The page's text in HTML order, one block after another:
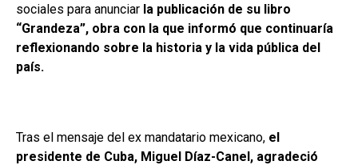
sociales para anunciar la publicación de su libro
“Grandeza”, obra con la que informó que continuaría
reflexionando sobre la historia y la vida pública del
país.
Tras el mensaje del ex mandatario mexicano, el
presidente de Cuba, Miguel Díaz-Canel, agradeció